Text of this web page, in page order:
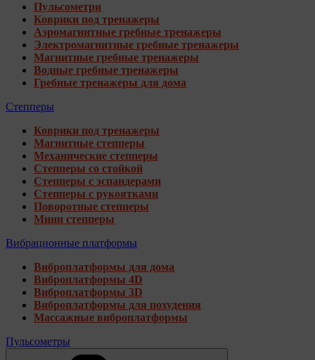
Пульсометри
Коврики под тренажеры
Аэромагнитные гребные тренажеры
Электромагнитные гребные тренажеры
Магнитные гребные тренажеры
Водные гребные тренажеры
Гребные тренажеры для дома
Степперы
Коврики под тренажеры
Магнитные степперы
Механические степперы
Степперы со стойкой
Степперы с эспандерами
Степперы с рукоятками
Поворотные степперы
Мини степперы
Вибрационные платформы
Виброплатформы для дома
Виброплатформы 4D
Виброплатформы 3D
Виброплатформы для похудения
Массажные виброплатформы
Пульсометры